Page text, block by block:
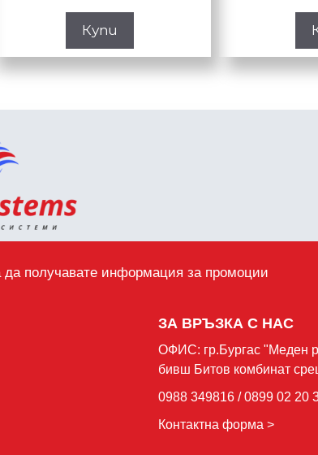
Купи
получавате информация за промоции
ЗА ВРЪЗКА С НАС
ОФИС: гр.Бургас "Mеден
бивш Битов комбинат
0988 349816 / 0899 02 20
Контактна форма >